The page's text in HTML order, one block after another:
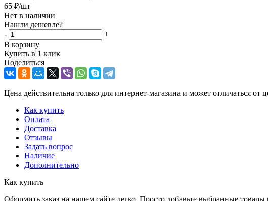
65 ₽/шт
Нет в наличии
Нашли дешевле?
-
+
В корзину
Купить в 1 клик
Поделиться
Цена действительна только для интернет-магазина и может отличаться от
Как купить
Оплата
Доставка
Отзывы
Задать вопрос
Наличие
Дополнительно
Как купить
Оформить заказ на нашем сайте легко. Просто добавьте выбранные